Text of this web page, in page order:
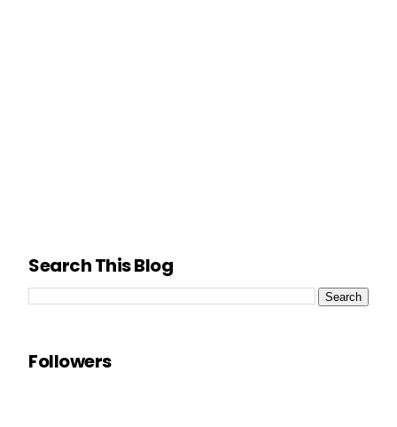
Search This Blog
Followers